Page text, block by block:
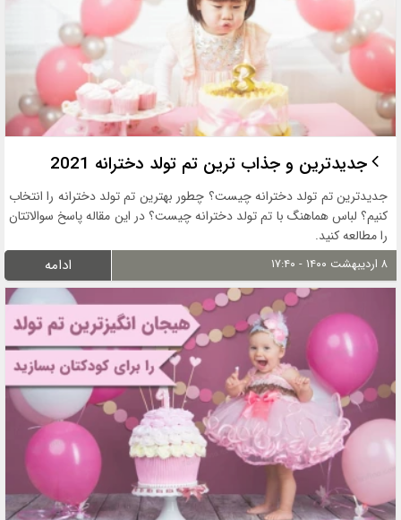
جدیدترین و جذاب ترین تم تولد دخترانه 2021
جدیدترین تم تولد دخترانه چیست؟ چطور بهترین تم تولد دخترانه را انتخاب
کنیم؟ لباس هماهنگ با تم تولد دخترانه چیست؟ در این مقاله پاسخ سوالاتتان
را مطالعه کنید.
۸ اردیبهشت ۱۴۰۰ - ۱۷:۴۰ ادامه